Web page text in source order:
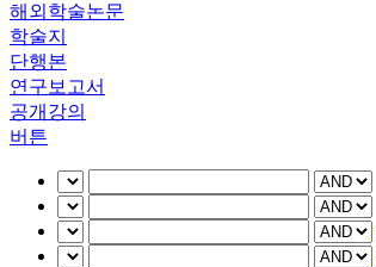
해외학술논문
학술지
단행본
연구보고서
공개강의
버튼